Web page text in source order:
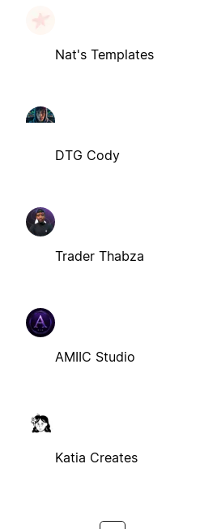
Nat's Templates
DTG Cody
Trader Thabza
AMIIC Studio
Katia Creates